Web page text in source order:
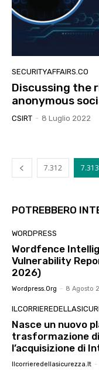
SECURITYAFFAIRS.CO
Discussing the
anonymous
CSIRT - 8 Luglio 2022
7.312 7.313
POTREBBERO
WORDPRESS
Wordfence
Vulnerability
2026)
Wordpress.org - 8 Agosto
Nasce un nuovo
trasformazione
l’acquisizione di
Ilcorrieredellasicurezza.it -